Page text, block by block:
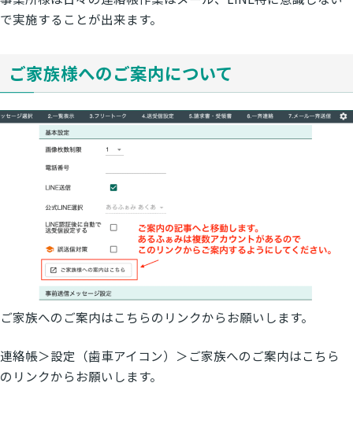
で実施することが出来ます。
ご家族様へのご案内について
ご家族へのご案内はこちらのリンクからお願いします。
連絡帳＞設定（歯車アイコン）＞ご家族へのご案内はこちら
のリンクからお願いします。